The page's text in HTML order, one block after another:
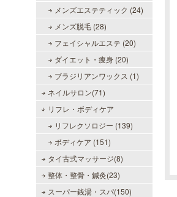
メンズエステティック (24)
メンズ脱毛 (28)
フェイシャルエステ (20)
ダイエット・痩身 (20)
ブラジリアンワックス (1)
ネイルサロン(71)
リフレ・ボディケア
リフレクソロジー (139)
ボディケア (151)
タイ古式マッサージ(8)
整体・整骨・鍼灸(23)
スーパー銭湯・スパ(150)